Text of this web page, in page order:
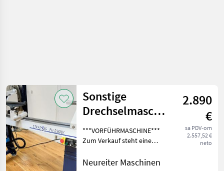
Sonstige
Drechselmaschine
Stratos LV
2.890
€
sa PDV-om
2.557,52 €
neto
***VORFÜHRMASCHINE***
Zum Verkauf steht eine
Drechselmeister Stratos FU
Neureiter Maschinen